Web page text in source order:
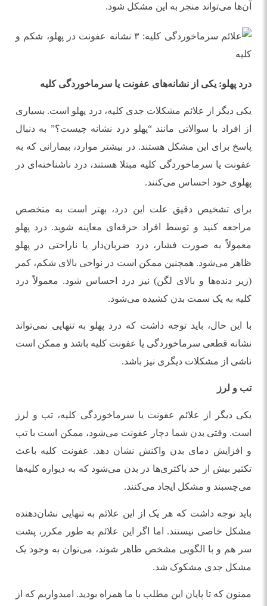
آن‌ها می‌تواند منجر به این مشکل شود.
درد پهلو: یکی از نشانه‌های عفونت یا سرماخوردگی کلیه
یکی دیگر از علائم مشکلات جدی کلیه، درد پهلو است. بسیاری
از افراد با سوالاتی مانند “پهلو درد نشانه چیست؟” به دنبال
پاسخ برای این مشکل هستند. در بیشتر موارد، بیمارانی که به
عفونت یا سرماخوردگی کلیه مبتلا هستند، درد ناشناخته‌ای در
پهلوی خود احساس می‌کنند.
برای تشخیص دقیق علت این درد، بهتر است به متخصص
مراجعه کنید و توسط افراد حرفه‌ای معاینه شوید. درد پهلو
معمولاً به صورت فشار، درد ضربان‌دار یا ناراحتی در پهلو
ظاهر می‌شود. همچنین ممکن است در نواحی بالای شکم، کمر
(زیر دنده‌ها و بالای لگن) نیز درد احساس شود. معمولاً درد
کلیه به یک سمت بدن کشیده می‌شود.
با این حال، باید توجه داشت که درد پهلو به تنهایی نمی‌تواند
نشانه قطعی سرماخوردگی یا عفونت کلیه باشد و ممکن است
ناشی از مشکلات دیگری نیز باشد.
تب و لرز
یکی دیگر از علائم عفونت یا سرماخوردگی کلیه، تب و لرز
است. وقتی بدن شما دچار عفونت می‌شود، ممکن است با تب
و افزایش دمای بدن واکنش نشان دهد. عفونت کلیه باعث
تکثیر بیش از حد باکتری‌ها در بدن می‌شود که به دیواره کلیه‌ها
می‌چسبند و مشکل ایجاد می‌کنند.
باید توجه داشت که هر یک از این علائم به تنهایی نشان‌دهنده
مشکل خاصی نیستند. اما اگر این علائم به طور مکرر، پشت
سر هم و با الگویی مشخص ظاهر شوند، می‌توان به وجود یک
مشکل جدی مشکوک شد.
ممنون که تا پایان این مطلب با ما همراه بودید. امیدواریم که از